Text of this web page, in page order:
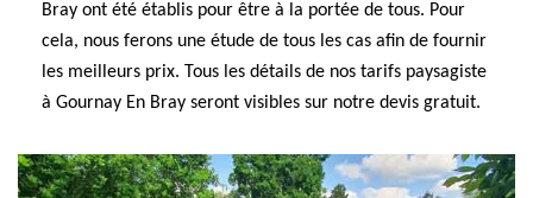
Bray ont été établis pour être à la portée de tous. Pour
cela, nous ferons une étude de tous les cas afin de fournir
les meilleurs prix. Tous les détails de nos tarifs paysagiste
à Gournay En Bray seront visibles sur notre devis gratuit.